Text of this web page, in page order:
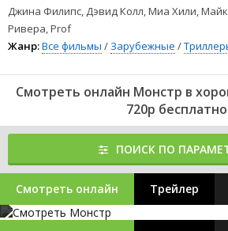
Джина Филипс, Дэвид Колл, Миа Хили,
Ривера, Prof
Жанр:Все фильмы / Зарубежные /
Смотреть онлайн Монстр в
720p бесплатно
ПОИСК ПО
Смотреть онлайн Трейлер